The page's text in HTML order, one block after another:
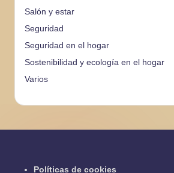
Salón y estar
Seguridad
Seguridad en el hogar
Sostenibilidad y ecología en el hogar
Varios
Políticas de cookies